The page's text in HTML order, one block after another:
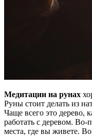
Медитации на рунах
Руны стоит делать из
Чаще всего это дерево,
работать с деревом. Во-
места, где вы живете.